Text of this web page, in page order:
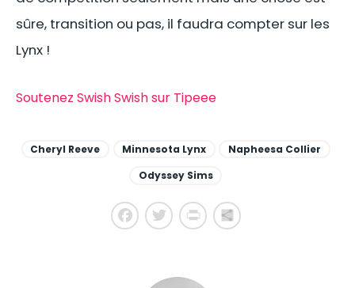
sûre, transition ou pas, il faudra compter sur les
Lynx !
Cheryl Reeve Minnesota Lynx
Napheesa Collier
Odyssey Sims
Soutenez Swish Swish sur Tipeee